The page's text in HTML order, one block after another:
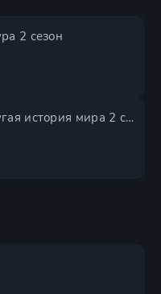
2 сезон
Повелитель тьмы: Другая история мира 2 сезон